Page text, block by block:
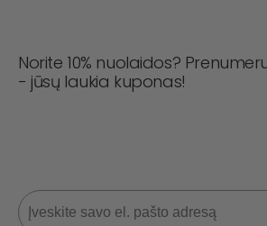
Norite 10% nuolaidos?
- jūsų laukia kuponas!
El. paštas